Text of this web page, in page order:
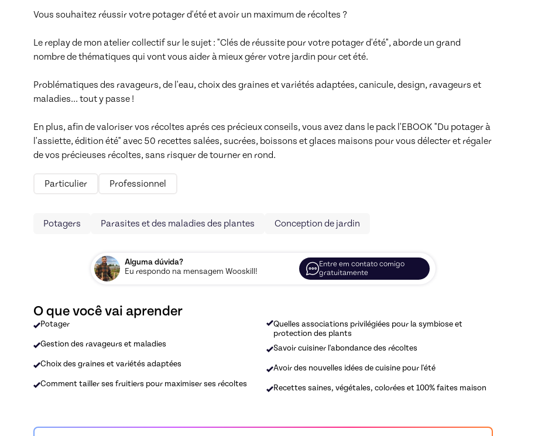
Vous souhaitez réussir votre potager d'été et avoir un maximum de récoltes ?
Le replay de mon atelier collectif sur le sujet : "Clés de réussite pour votre potager d'été", aborde un grand
nombre de thématiques qui vont vous aider à mieux gérer votre jardin pour cet été.
Problématiques des ravageurs, de l'eau, choix des graines et variétés adaptées, canicule, design, ravageurs et
maladies... tout y passe !
En plus, afin de valoriser vos récoltes aprés ces précieux conseils, vous avez dans le pack l'EBOOK "Du potager à
l'assiette, édition été" avec 50 recettes salées, sucrées, boissons et glaces maisons pour vous délecter et régaler
de vos précieuses récoltes, sans risquer de tourner en rond.
Particulier Professionnel
Potagers Parasites et des maladies des plantes Conception de jardin
Alguma dúvida?
Eu respondo na mensagem Wooskill!
Entre em contato comigo
gratuitamente
O que você vai aprender
Potager
Gestion des ravageurs et maladies
Choix des graines et variétés adaptées
Comment tailler ses fruitiers pour maximiser ses récoltes
Quelles associations privilégiées pour la symbiose et
protection des plants
Savoir cuisiner l'abondance des récoltes
Avoir des nouvelles idées de cuisine pour l'été
Recettes saines, végétales, colorées et 100% faites maison